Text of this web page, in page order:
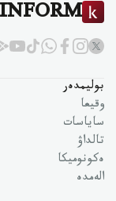
بوليمدەر
وقيعا
ساياسات
تالداۋ
ەكونوميكا
الەمدە